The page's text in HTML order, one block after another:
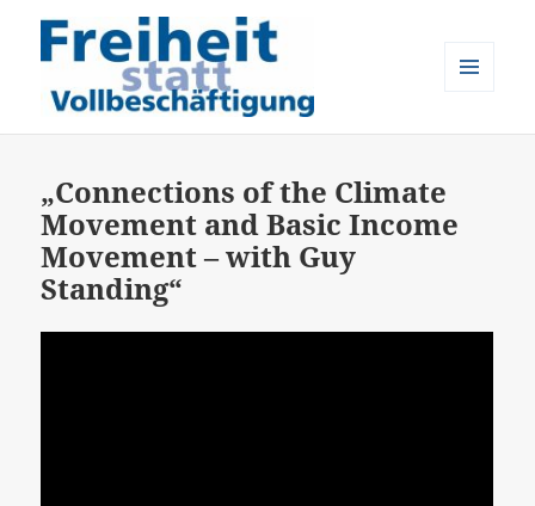
„Connections of the Climate
Movement and Basic Income
Movement – with Guy
Standing“